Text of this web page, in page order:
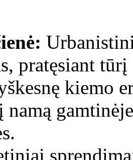
pratęsiant
kiemo
namą